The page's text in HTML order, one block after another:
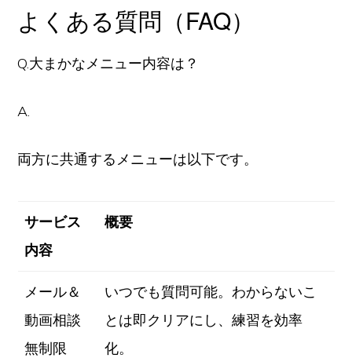
よくある質問（FAQ）
Q.大まかなメニュー内容は？
A.
両方に共通するメニューは以下です。
サービス
内容
概要
メール＆
動画相談
無制限
いつでも質問可能。わからないこ
とは即クリアにし、練習を効率
化。